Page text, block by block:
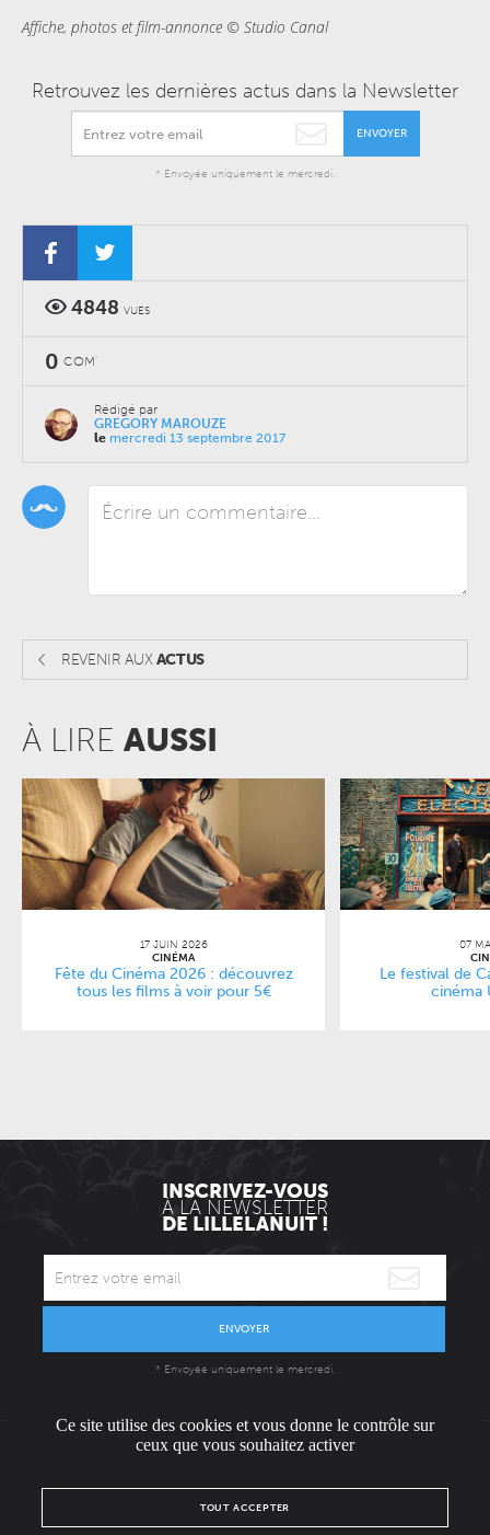
Affiche, photos et film-annonce © Studio Canal
Retrouvez les dernières actus dans la Newsletter
ENVOYER
* Envoyée uniquement le mercredi.
4848 VUES
0 COM'
Rédigé par
GREGORY MAROUZE
le mercredi 13 septembre 2017
REVENIR AUXACTUS
À LIRE AUSSI
17 JUIN 2026
CINÉMA
Fête du Cinéma 2026 : découvrez
tous les films à voir pour 5€
07
Le festival de
cinéma
INSCRIVEZ-VOUS
À LA NEWSLETTER
DE LILLELANUIT !
ENVOYER
* Envoyée uniquement le mercredi.
L'ÉQUIPE
Ce site utilise des cookies et vous donne le contrôle sur
ceux que vous souhaitez activer
TOUT ACCEPTER